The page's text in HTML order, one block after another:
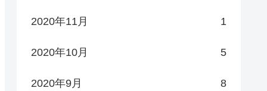
2020年11月 1
2020年10月 5
2020年9月 8